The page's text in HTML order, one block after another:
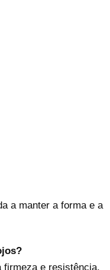
a manter a forma e a
firmeza e resistência,